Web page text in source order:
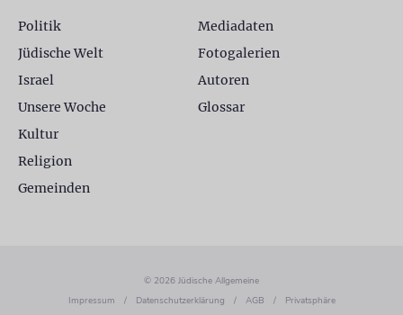
Politik
Jüdische Welt
Israel
Unsere Woche
Kultur
Religion
Gemeinden
Mediadaten
Fotogalerien
Autoren
Glossar
© 2026 Jüdische Allgemeine
Impressum
/ Datenschutzerklärung / AGB / Privatsphäre